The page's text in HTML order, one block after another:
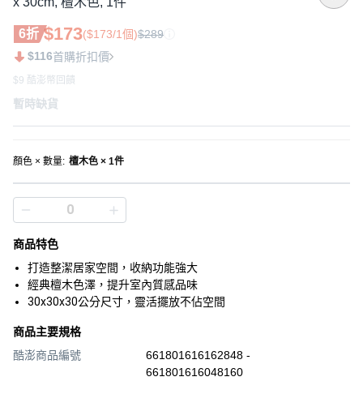
6折 $173($173/1個)$289
$116首購折扣價
$9 酷澎幣回饋
暫時缺貨
顏色 × 數量: 檀木色 × 1件
商品特色
打造整潔居家空間，收納功能強大
經典檀木色澤，提升室內質感品味
30x30x30公分尺寸，靈活擺放不佔空間
商品主要規格
酷澎商品編號
661801616162848 -
661801616048160